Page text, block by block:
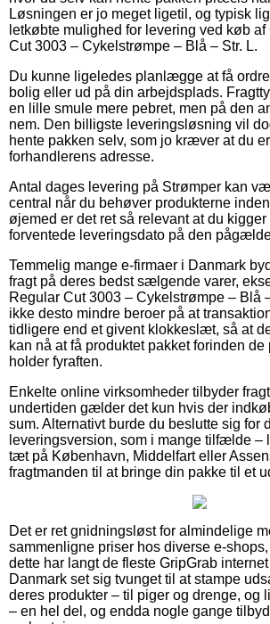
Løsningen er jo meget ligetil, og typisk
letkøbte mulighed for levering ved køb
Cut 3003 – Cykelstrømpe – Blå – Str. L.
Du kunne ligeledes planlægge at få
bolig eller ud på din arbejdsplads.
en lille smule mere pebret, men på den
nem. Den billigste leveringsløsning vil
hente pakken selv, som jo kræver at du
forhandlerens adresse.
Antal dages levering på Strømper kan
central når du behøver produkterne
øjemed er det ret så relevant at du
forventede leveringsdato på den
Temmelig mange e-firmaer i Danmark
fragt på deres bedst sælgende varer,
Regular Cut 3003 – Cykelstrømpe – Blå
ikke desto mindre beroer på at
tidligere end et givent klokkeslæt, så at
kan nå at få produktet pakket forinden de
holder fyraften.
Enkelte online virksomheder tilbyder
undertiden gælder det kun hvis der
sum. Alternativt burde du beslutte sig for
leveringsversion, som i mange tilfælde –
tæt på København, Middelfart eller
fragtmanden til at bringe din pakke til et
Det er ret gnidningsløst for almindelige
sammenligne priser hos diverse e-
dette har langt de fleste GripGrab
Danmark set sig tvunget til at stampe
deres produkter – til piger og drenge, og
– en hel del, og endda nogle gange